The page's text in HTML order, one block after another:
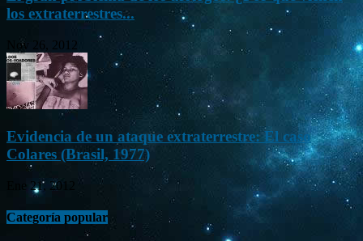
los extraterrestres...
Nov 26, 2012
Evidencia de un ataque extraterrestre: El caso
Colares (Brasil, 1977)
Ene 21, 2012
Categoría popular